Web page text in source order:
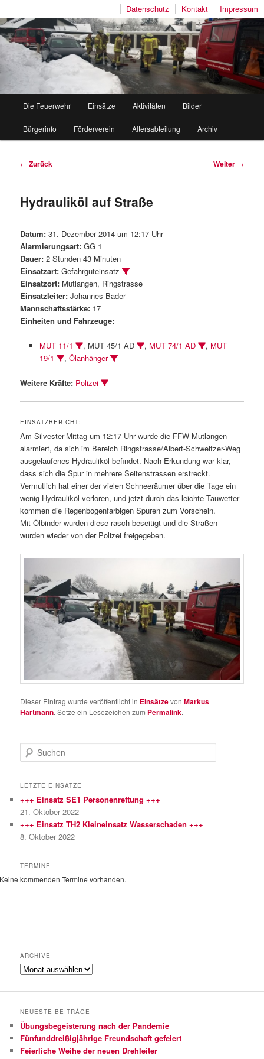
Impressum
Kontakt
Datenschutz
Freiwillige Feuerwehr Mutlangen
Zum
Inhalt
Zum
sekundären
Die Feuerwehr Einsätze Aktivitäten Bilder
Bürgerinfo Förderverein Altersabteilung Archiv
Beitragsnavigation
← Zurück Weiter →
Hydrauliköl auf Straße
Datum: 31. Dezember 2014 um 12:17 Uhr
Alarmierungsart: GG 1
Dauer: 2 Stunden 43 Minuten
Einsatzart: Gefahrguteinsatz
Einsatzort: Mutlangen, Ringstrasse
Einsatzleiter: Johannes Bader
Mannschaftsstärke: 17
Einheiten und Fahrzeuge:
MUT 11/1 , MUT 45/1 AD , MUT 74/1 AD , MUT
19/1
, Ölanhänger
Weitere Kräfte: Polizei
EINSATZBERICHT:
Am Silvester-Mittag um 12:17 Uhr wurde die FFW Mutlangen
alarmiert, da sich im Bereich Ringstrasse/Albert-Schweitzer-Weg
ausgelaufenes Hydrauliköl befindet. Nach Erkundung war klar,
dass sich die Spur in mehrere Seitenstrassen erstreckt.
Vermutlich hat einer der vielen Schneeräumer über die Tage ein
wenig Hydrauliköl verloren, und jetzt durch das leichte Tauwetter
kommen die Regenbogenfarbigen Spuren zum Vorschein.
Mit Ölbinder wurden diese rasch beseitigt und die Straßen
wurden wieder von der Polizei freigegeben.
Dieser Eintrag wurde veröffentlicht in EinsätzevonMarkus
Hartmann. Setze ein Lesezeichen zum Permalink.
u
h
n
LETZTE EINSÄTZE
+++ Einsatz SE1 Personenrettung +++
21. Oktober 2022
+++ Einsatz TH2 Kleineinsatz Wasserschaden +++
8. Oktober 2022
TERMINE
Keine kommenden Termine vorhanden.
ARCHIVE
Archive
NEUESTE BEITRÄGE
Übungsbegeisterung nach der Pandemie
Fünfunddreißigjährige Freundschaft gefeiert
Feierliche Weihe der neuen Drehleiter